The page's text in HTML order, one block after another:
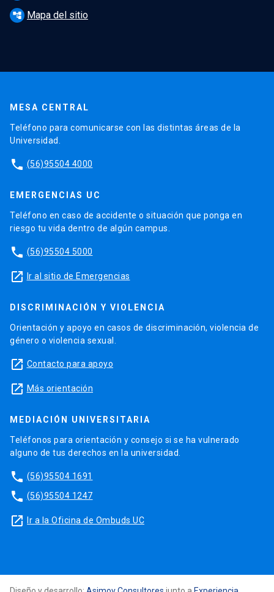
account_tree Mapa del sitio
MESA CENTRAL
Teléfono para comunicarse con las distintas áreas de la
Universidad.
phone (56)95504 4000
EMERGENCIAS UC
Teléfono en caso de accidente o situación que ponga en
riesgo tu vida dentro de algún campus.
phone (56)95504 5000
launch Ir al sitio de Emergencias
DISCRIMINACIÓN Y VIOLENCIA
Orientación y apoyo en casos de discriminación, violencia de
género o violencia sexual.
launch Contacto para apoyo
launch Más orientación
MEDIACIÓN UNIVERSITARIA
Teléfonos para orientación y consejo si se ha vulnerado
alguno de tus derechos en la universidad.
phone (56)95504 1691
phone (56)95504 1247
launch Ir a la Oficina de Ombuds UC